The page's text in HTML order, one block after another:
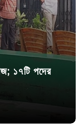
১৭টি পদের